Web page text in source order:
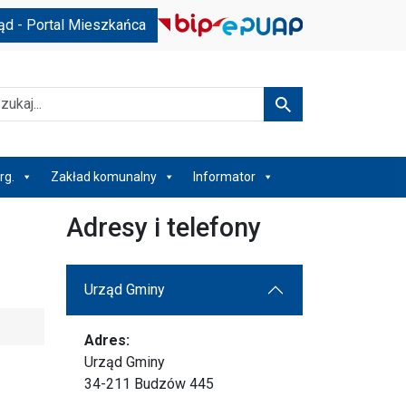
- Portal Mieszkańca
Szukaj
Zakład komunalny Informator
Adresy i telefony
Urząd Gminy
Adres:
Urząd Gminy
34-211 Budzów 445